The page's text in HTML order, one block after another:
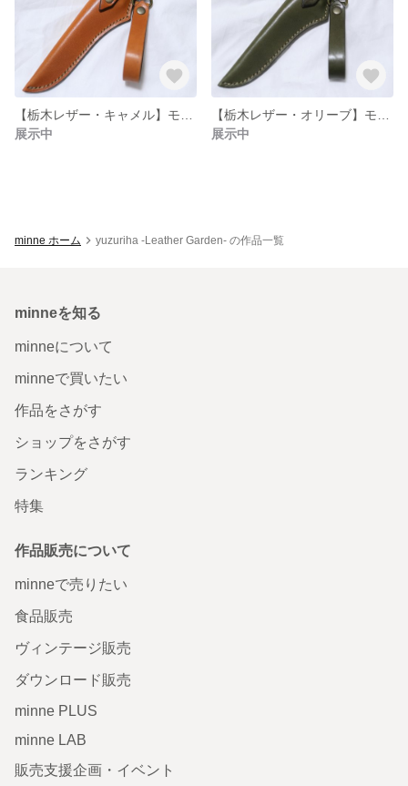
展示中
展示中
minne ホーム yuzuriha -Leather Garden- の作品一覧
minneを知る
minneについて
minneで買いたい
作品をさがす
ショップをさがす
ランキング
特集
作品販売について
minneで売りたい
食品販売
ヴィンテージ販売
ダウンロード販売
minne PLUS
minne LAB
販売支援企画・イベント